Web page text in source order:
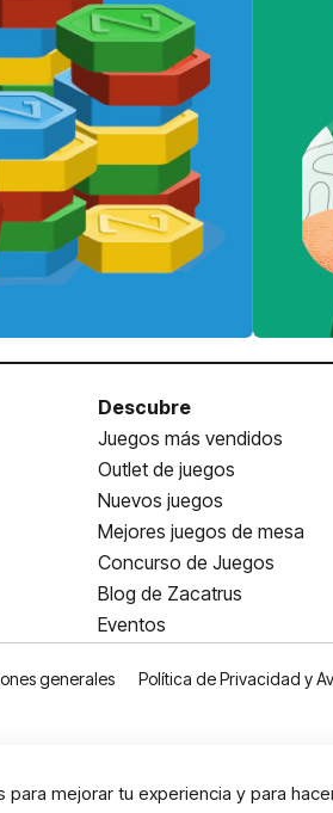
Descubre
Juegos más vendidos
Outlet de juegos
Nuevos juegos
Mejores juegos de mesa
Concurso de Juegos
Blog de Zacatrus
Eventos
generales Política de Privacidad y
para mejorar tu experiencia y para